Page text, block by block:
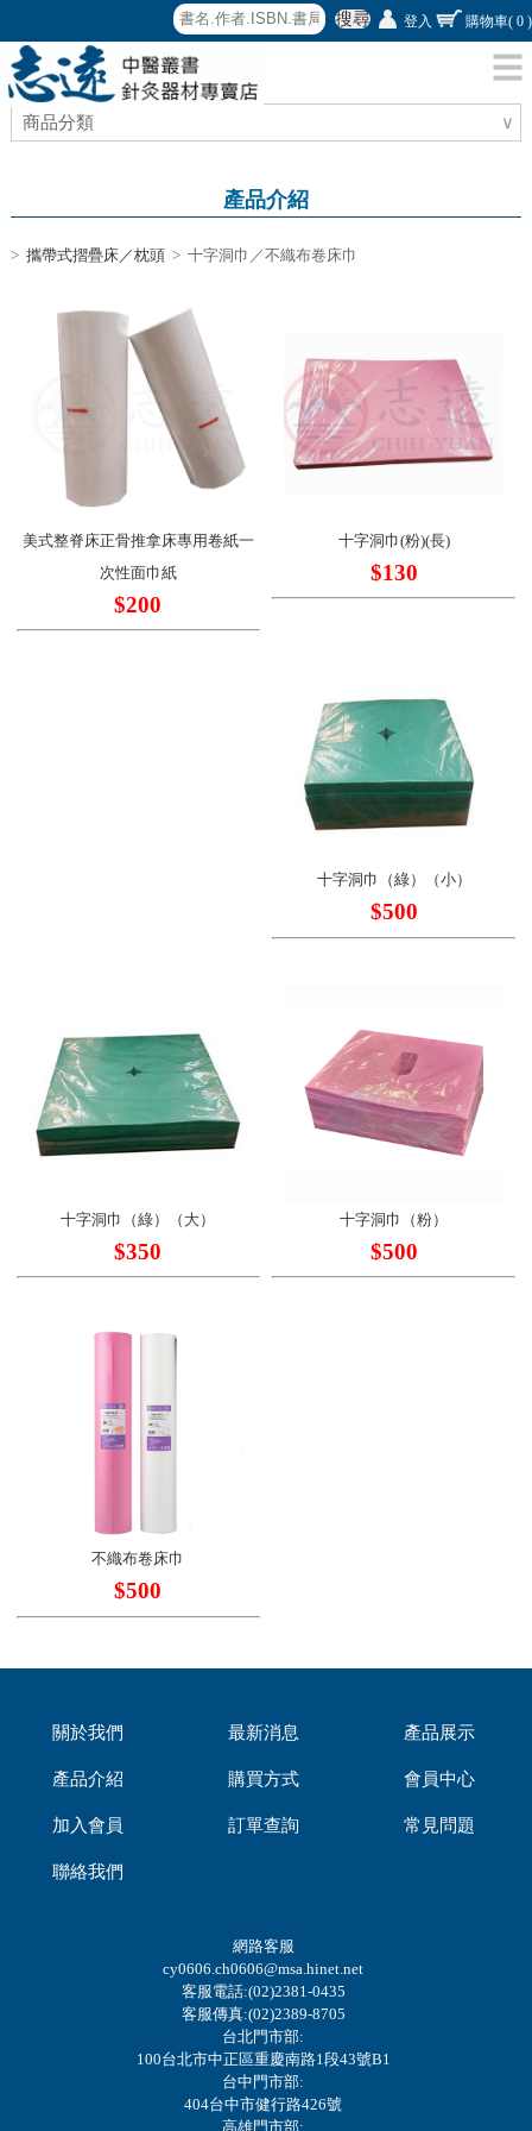
搜尋 登入 購物車( 0 )
商品分類 ∨
產品介紹
> 攜帶式摺疊床／枕頭> 十字洞巾／不織布卷床巾
美式整脊床正骨推拿床專用卷紙一
次性面巾紙
$200
十字洞巾(粉)(長)
$130
十字洞巾（綠）（小）
$500
十字洞巾（綠）（大）
$350
十字洞巾（粉）
$500
不織布卷床巾
$500
關於我們 最新消息 產品展示
產品介紹 購買方式 會員中心
加入會員 訂單查詢 常見問題
聯絡我們
網路客服
cy0606.ch0606@msa.hinet.net
客服電話:(02)2381-0435
客服傳真:(02)2389-8705
台北門市部:
100台北市中正區重慶南路1段43號B1
台中門市部:
404台中市健行路426號
高雄門市部: